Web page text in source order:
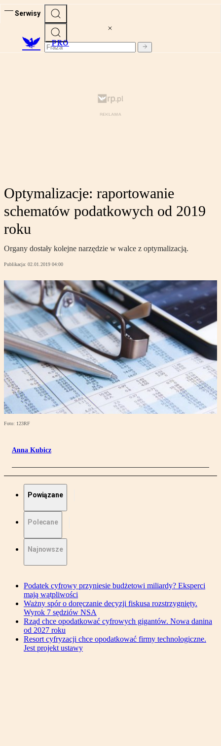
Serwisy
PRO
Optymalizacje: raportowanie
schematów podatkowych od 2019
roku
Organy dostały kolejne narzędzie w walce z optymalizacją.
Publikacja: 02.01.2019 04:00
Foto: 123RF
Anna Kubicz
Powiązane
Polecane
Najnowsze
Podatek cyfrowy przyniesie budżetowi miliardy? Eksperci
mają wątpliwości
Ważny spór o doręczanie decyzji fiskusa rozstrzygnięty.
Wyrok 7 sędziów NSA
Rząd chce opodatkować cyfrowych gigantów. Nowa danina
od 2027 roku
Resort cyfryzacji chce opodatkować firmy technologiczne.
Jest projekt ustawy